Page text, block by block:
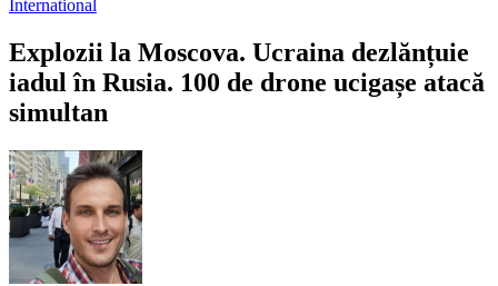
International
Explozii la Moscova. Ucraina dezlănțuie
iadul în Rusia. 100 de drone ucigașe atacă
simultan